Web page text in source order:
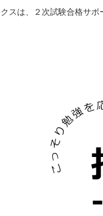
スは、２次試験合格サポ